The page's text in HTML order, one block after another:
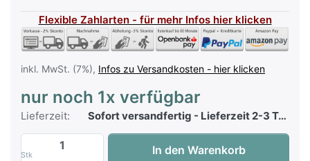
Flexible Zahlarten - für mehr Infos hier klicken
inkl. MwSt. (7%), Infos zu Versandkosten - hier klicken
nur noch 1x verfügbar
Lieferzeit: Sofort versandfertig - Lieferzeit 2-3 Tage
Stk
Hage Top Charts 72 mit CD zu 12,90 €,
In den Warenkorb